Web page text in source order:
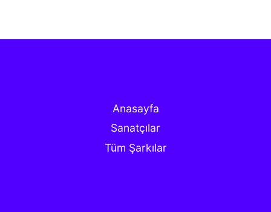
Anasayfa
Sanatçılar
Tüm Şarkılar